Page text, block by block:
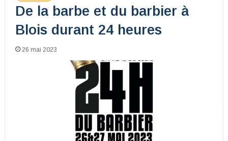
De la barbe et du barbier à
Blois durant 24 heures
26 mai 2023